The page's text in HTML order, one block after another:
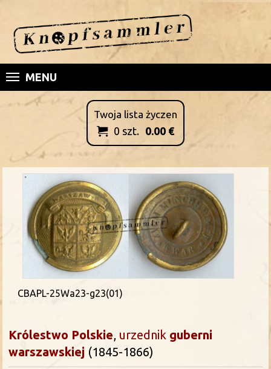
MENU
Twoja lista życzen
 0 szt. 0.00 €
CBAPL-25Wa23-g23(01)
Królestwo Polskie, urzednik guberni
warszawskiej (1845-1866)